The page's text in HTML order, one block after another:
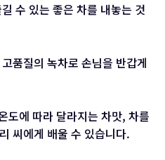
수 있는 좋은 차를 내놓는 것
품질의 녹차로 손님을 반갑게
도에 따라 달라지는 차맛, 차를
씨에게 배울 수 있습니다.